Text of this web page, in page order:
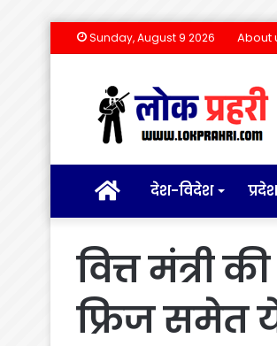
Sunday, August 9 2026 About
होम देश-विदेश प्रदेश
वित्त मंत्री
फ्रिज समेत